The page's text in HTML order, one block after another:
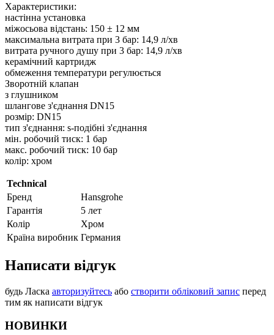
Характеристики:
настінна установка
міжосьова відстань: 150 ± 12 мм
максимальна витрата при 3 бар: 14,9 л/хв
витрата ручного душу при 3 бар: 14,9 л/хв
керамічний картридж
обмеження температури регулюється
Зворотній клапан
з глушником
шлангове з'єднання DN15
розмір: DN15
тип з'єднання: s-подібні з'єднання
мін. робочий тиск: 1 бар
макс. робочий тиск: 10 бар
колір: хром
Technical
Бренд
Hansgrohe
Гарантія
5 лет
Колір
Хром
Країна виробник Германия
Написати відгук
будь Ласка авторизуйтесь або створити обліковий запис перед
тим як написати відгук
НОВИНКИ